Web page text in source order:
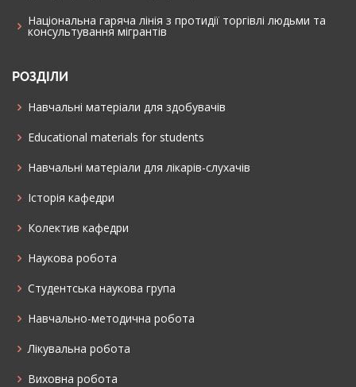
Національна гаряча лінія з протидії торгівлі людьми та
консультування мiгрантiв
РОЗДІЛИ
Навчальні матеріали для здобувачів
Educational materials for students
Навчальні матеріали для лікарів-слухачів
Історія кафедри
Колектив кафедри
Наукова робота
Cтудентська наукова група
Навчально-методична робота
Лікувальна робота
Виховна робота